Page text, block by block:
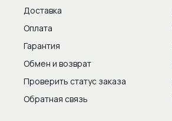
Доставка
Оплата
Гарантия
Обмен и возврат
Проверить статус заказа
Обратная связь